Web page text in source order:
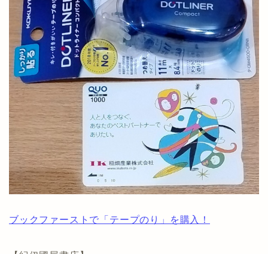
ブックファーストで「テープのり」を購入！